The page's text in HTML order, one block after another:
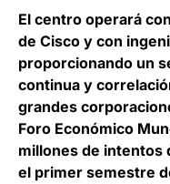
El centro operará
de Cisco y con
proporcionando un
continua y
grandes
Foro Económico
millones de intentos
el primer semestre